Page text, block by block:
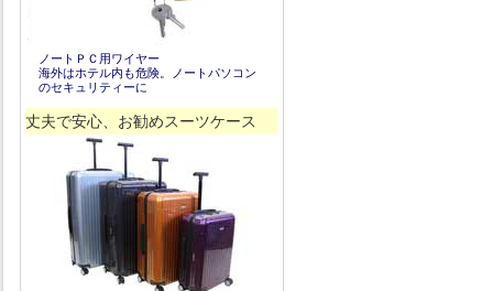
ノートＰＣ用ワイヤー
海外はホテル内も危険。ノートパソコン
のセキュリティーに
丈夫で安心、お勧めスーツケース